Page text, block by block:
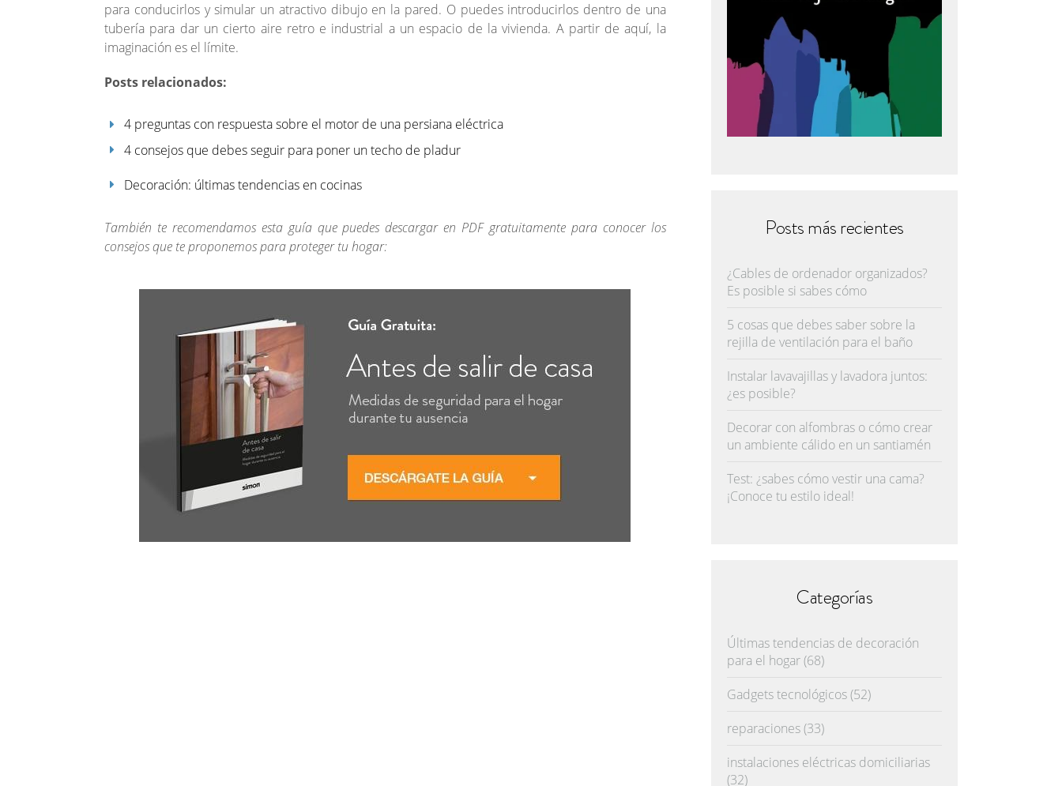
para conducirlos y simular un atractivo dibujo en la pared. O puedes introducirlos dentro de una
tubería para dar un cierto aire retro e industrial a un espacio de la vivienda. A partir de aquí, la
imaginación es el límite.
Posts relacionados:
4 preguntas con respuesta sobre el motor de una persiana eléctrica
4 consejos que debes seguir para poner un techo de pladur
Decoración: últimas tendencias en cocinas
También te recomendamos esta guía que puedes descargar en PDF gratuitamente para conocer los
consejos que te proponemos para proteger tu hogar:
Posts más recientes
¿Cables de ordenador organizados?
Es posible si sabes cómo
5 cosas que debes saber sobre la
rejilla de ventilación para el baño
Instalar lavavajillas y lavadora juntos:
¿es posible?
Decorar con alfombras o cómo crear
un ambiente cálido en un santiamén
Test: ¿sabes cómo vestir una cama?
¡Conoce tu estilo ideal!
Categorías
Últimas tendencias de decoración
para el hogar(68)
Gadgets tecnológicos(52)
reparaciones(33)
instalaciones eléctricas domiciliarias
(32)